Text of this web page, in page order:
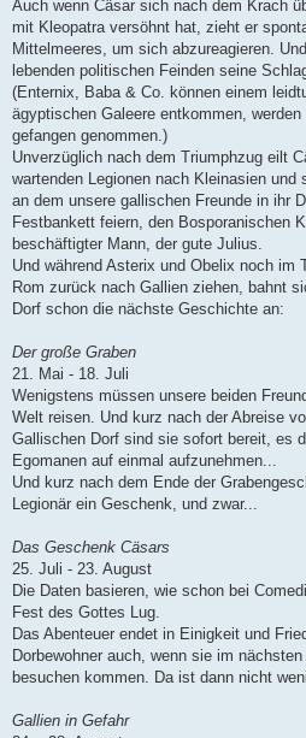
Auch wenn Cäsar sich nach dem Krach
mit Kleopatra versöhnt hat, zieht er
Mittelmeeres, um sich abzureagieren.
lebenden politischen Feinden seine
(Enternix, Baba & Co. können einem
ägyptischen Galeere entkommen,
gefangen genommen.)
Unverzüglich nach dem Triumphzug eilt
wartenden Legionen nach Kleinasien und
an dem unsere gallischen Freunde in ihr
Festbankett feiern, den Bosporanischen
beschäftigter Mann, der gute Julius.
Und während Asterix und Obelix noch im
Rom zurück nach Gallien ziehen, bahnt
Dorf schon die nächste Geschichte an:
Der große Graben
21. Mai - 18. Juli
Wenigstens müssen unsere beiden
Welt reisen. Und kurz nach der Abreise
Gallischen Dorf sind sie sofort bereit, es
Egomanen auf einmal aufzunehmen...
Und kurz nach dem Ende der
Legionär ein Geschenk, und zwar...
Das Geschenk Cäsars
25. Juli - 23. August
Die Daten basieren, wie schon bei
Fest des Gottes Lug.
Das Abenteuer endet in Einigkeit und
Dorbewohner auch, wenn sie im
besuchen kommen. Da ist dann nicht
Gallien in Gefahr